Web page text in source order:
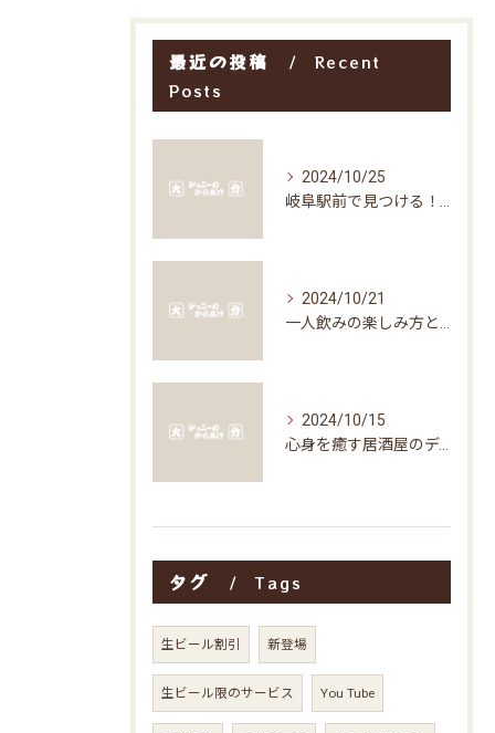
最近の投稿
Recent
Posts
2024/10/25
2024/10/21
2024/10/15
心身を癒す居酒屋のディナータイムの楽しみ方
タグ Tags
生ビール割引 新登場
生ビール限のサービス You Tube